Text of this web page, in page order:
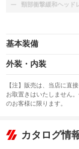
頸部衝撃緩和ヘッド
：装備なし
基本装備
エアバッグ：運転席/
：装備あり
：装備なし
サンルーフ
：装備なし
リフトアップ
：装備なし
外装・内装
カーナビ：HDDナビ
：装備あり
TV
：装備なし
ビジュアル：-／
：装備あり
【注】販売は、当店に直
お取置きはいたしません
のお客様に限ります。
カタログ情